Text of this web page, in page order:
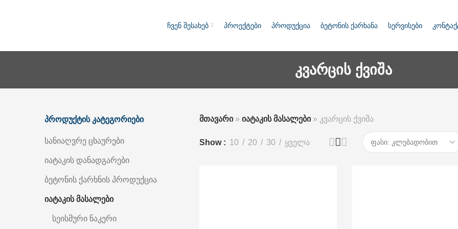
ჩვენ შესახებ პროექტები პროდუქცია ბეტონის ქარხანა სერვისები
კვარცის ქვიშა
პროდუქტის კატეგორიები
სანიაღვრე ცხაურები
იატაკის დანადგარები
ბეტონის ქარხნის პროდუქცია
იატაკის მასალები
სეისმური ნაკერი
მთავარი» იატაკის მასალები» კვარცის ქვიშა
Show 10 20 30 ყველა